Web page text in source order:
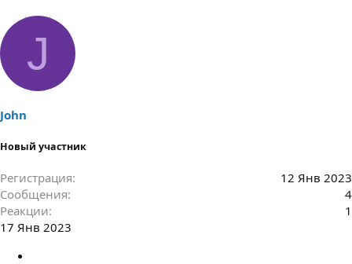
J
John
Новый участник
Регистрация
12 Янв 2023
Сообщения
4
Реакции
1
17 Янв 2023